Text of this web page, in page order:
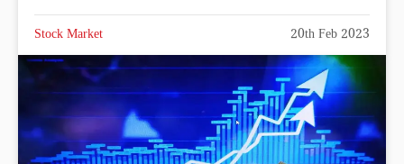
Stock Market 20th Feb 2023